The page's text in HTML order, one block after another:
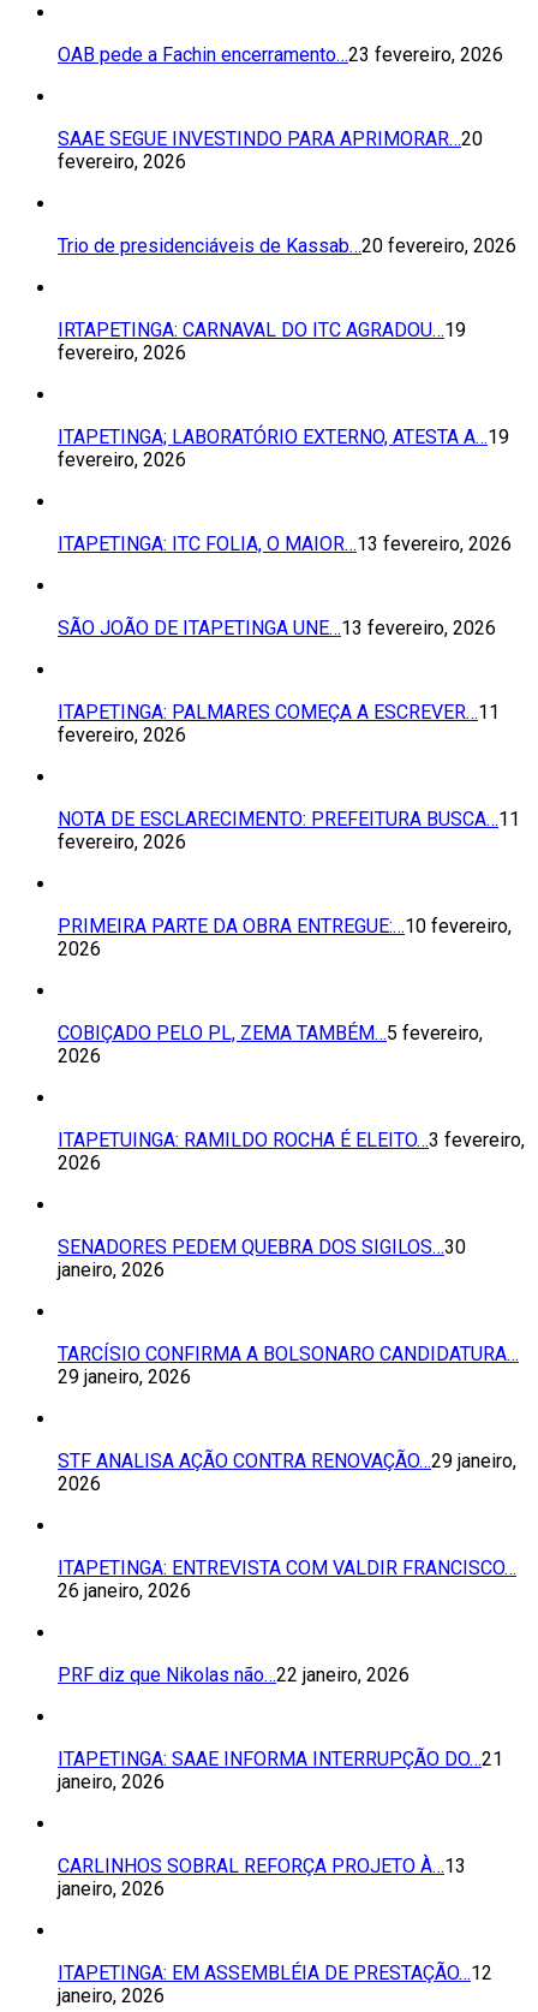
OAB pede a Fachin encerramento…23 fevereiro, 2026
SAAE SEGUE INVESTINDO PARA APRIMORAR…20
fevereiro, 2026
Trio de presidenciáveis de Kassab…20 fevereiro, 2026
IRTAPETINGA: CARNAVAL DO ITC AGRADOU…19
fevereiro, 2026
ITAPETINGA; LABORATÓRIO EXTERNO, ATESTA A…19
fevereiro, 2026
ITAPETINGA: ITC FOLIA, O MAIOR…13 fevereiro, 2026
SÃO JOÃO DE ITAPETINGA UNE…13 fevereiro, 2026
ITAPETINGA: PALMARES COMEÇA A ESCREVER…11
fevereiro, 2026
NOTA DE ESCLARECIMENTO: PREFEITURA BUSCA…11
fevereiro, 2026
PRIMEIRA PARTE DA OBRA ENTREGUE:…10 fevereiro,
2026
COBIÇADO PELO PL, ZEMA TAMBÉM…5 fevereiro,
2026
ITAPETUINGA: RAMILDO ROCHA É ELEITO…3 fevereiro,
2026
SENADORES PEDEM QUEBRA DOS SIGILOS…30
janeiro, 2026
TARCÍSIO CONFIRMA A BOLSONARO CANDIDATURA…
29 janeiro, 2026
STF ANALISA AÇÃO CONTRA RENOVAÇÃO…29 janeiro,
2026
ITAPETINGA: ENTREVISTA COM VALDIR FRANCISCO…
26 janeiro, 2026
PRF diz que Nikolas não…22 janeiro, 2026
ITAPETINGA: SAAE INFORMA INTERRUPÇÃO DO…21
janeiro, 2026
CARLINHOS SOBRAL REFORÇA PROJETO À…13
janeiro, 2026
ITAPETINGA: EM ASSEMBLÉIA DE PRESTAÇÃO…12
janeiro, 2026